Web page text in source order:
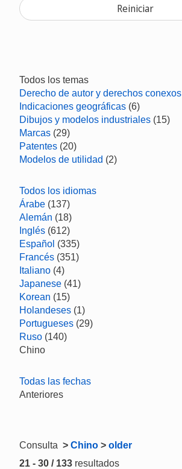
Reiniciar
Todos los temas
Derecho de autor y derechos conexos
Indicaciones geográficas (6)
Dibujos y modelos industriales (15)
Marcas (29)
Patentes (20)
Modelos de utilidad (2)
Todos los idiomas
Árabe (137)
Alemán (18)
Inglés (612)
Español (335)
Francés (351)
Italiano (4)
Japanese (41)
Korean (15)
Holandeses (1)
Portugueses (29)
Ruso (140)
Chino
Todas las fechas
Anteriores
Consulta > Chino > older
21 - 30 / 133 resultados